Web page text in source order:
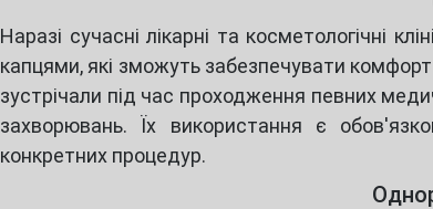
Наразі сучасні лікарні та косметологічні
капцями, які зможуть забезпечувати
зустрічали під час проходження певних
захворювань. Їх використання є
конкретних процедур.